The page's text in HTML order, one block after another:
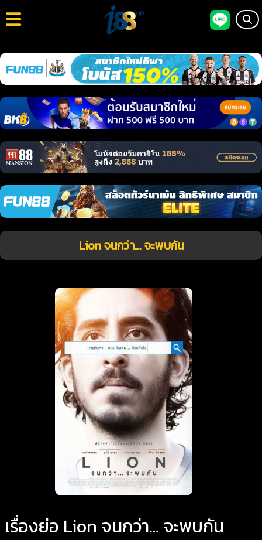
Lion จนกว่า… จะพบกัน
เรื่องย่อ Lion จนกว่า… จะพบกัน